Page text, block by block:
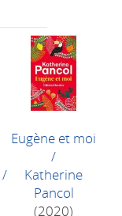
/
Eugène et moi
/
Katherine
Pancol
(2020)